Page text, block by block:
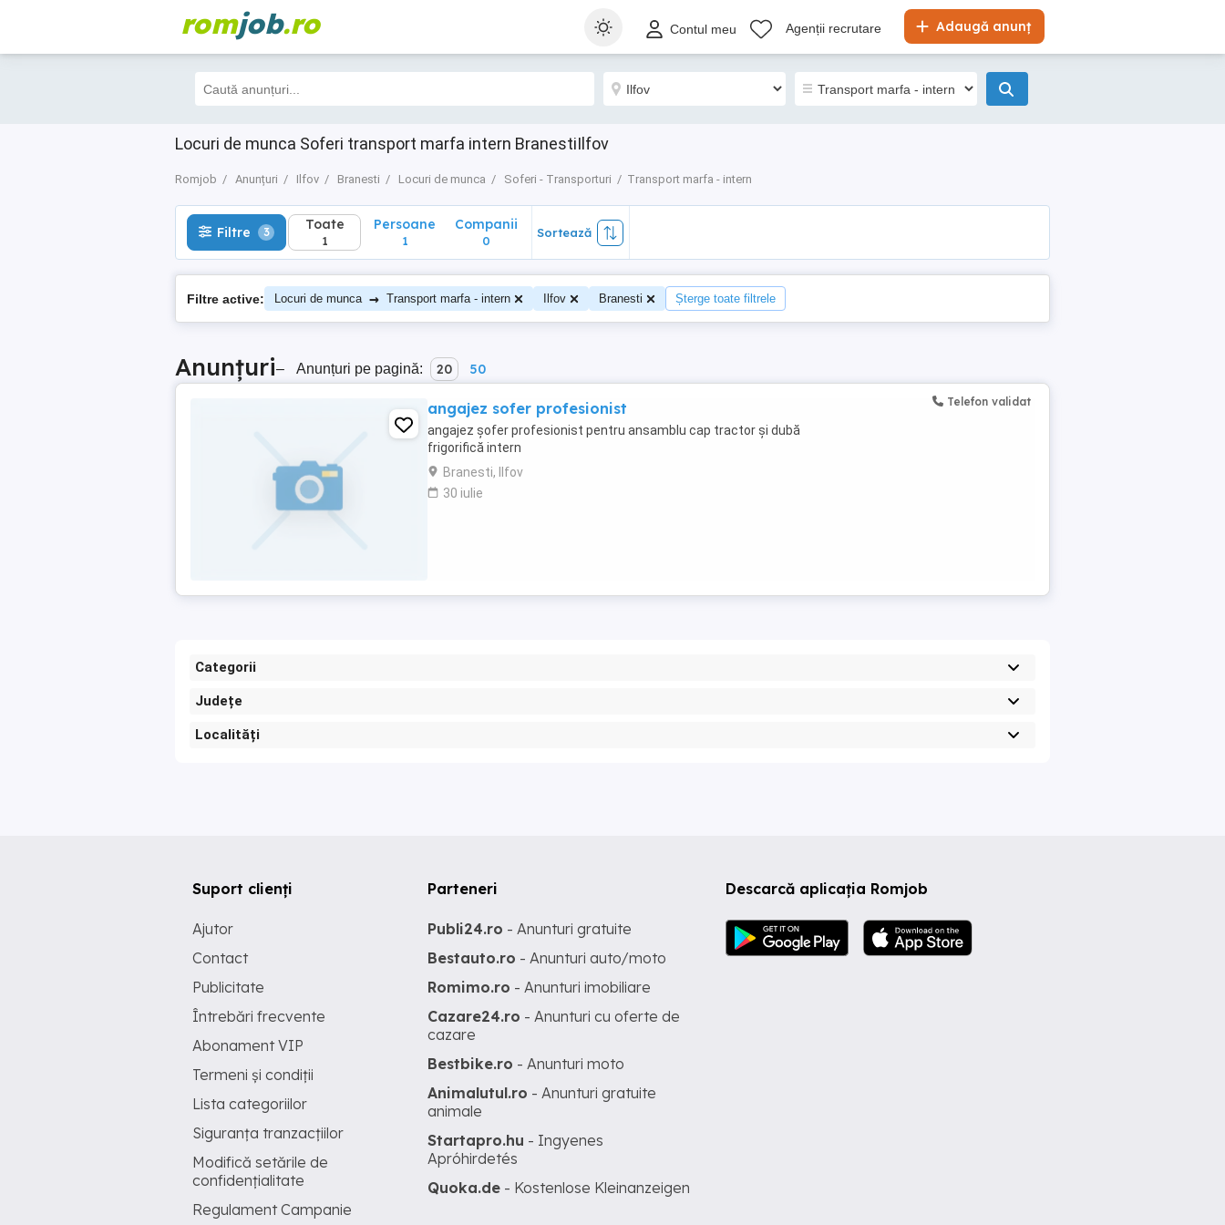
romjob.ro Adaugă anunț
Contul meu Agenții recrutare
Locuri de munca Soferi transport marfa intern BranestiIlfov
Romjob Anunțuri Ilfov Branesti Locuri de munca Soferi - Transporturi Transport marfa - intern
Filtre 3 Toate
1
Filtre 3 Toate
1
Persoane
1
Companii
0
Sortează
Filtre active: Locuri de munca → Transport marfa - intern Ilfov Branesti Șterge toate filtrele
Anunțuri– Anunțuri pe pagină: 20 50
angajez sofer profesionist
angajez șofer profesionist pentru ansamblu cap tractor și dubă
frigorifică intern
Branesti, Ilfov
30 iulie
Telefon validat
Categorii
Județe
Localități
Descarcă aplicația Romjob
Suport clienți
Ajutor
Contact
Publicitate
Întrebări frecvente
Abonament VIP
Termeni și condiții
Lista categoriilor
Siguranța tranzacțiilor
Modifică setările de
confidențialitate
Regulament Campanie
Parteneri
Publi24.ro - Anunturi gratuite
Bestauto.ro - Anunturi auto/moto
Romimo.ro - Anunturi imobiliare
Cazare24.ro - Anunturi cu oferte de
cazare
Bestbike.ro - Anunturi moto
Animalutul.ro - Anunturi gratuite
animale
Startapro.hu - Ingyenes
Apróhirdetés
Quoka.de - Kostenlose Kleinanzeigen